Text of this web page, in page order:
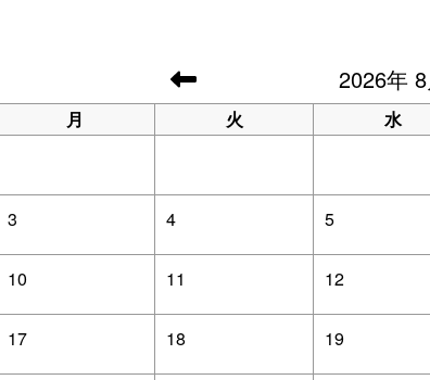
2026年
月 火 水
3 4 5
10 11 12
17 18 19